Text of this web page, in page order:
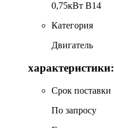
0,75кВт B14
Категория
Двигатель
характеристики:
Срок поставки
По запросу